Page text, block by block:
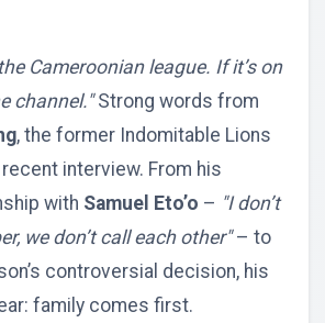
Cameroonian league. If it’s on
channel."Strong words from
, the former Indomitable Lions
interview. From his
with Samuel Eto’o – "I don’t
we don’t call each other"– to
controversial decision, his
family comes first.